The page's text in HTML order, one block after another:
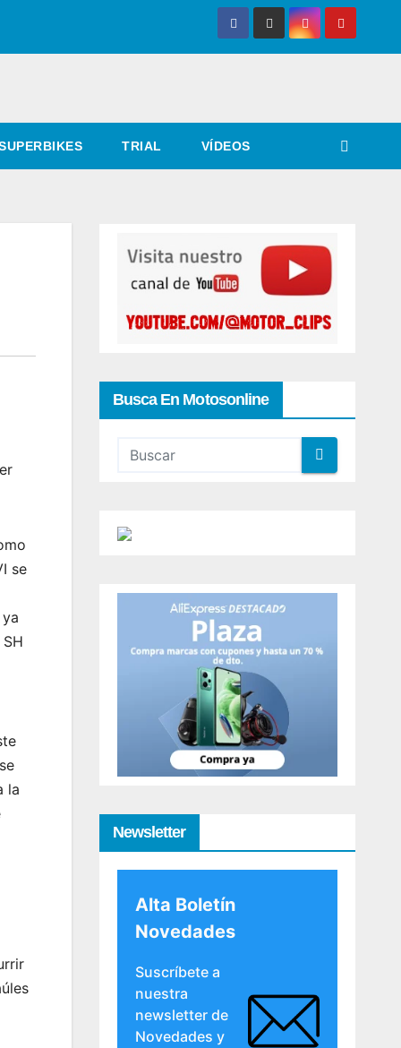
TRIAL VÍDEOS
se
la
Busca En Motosonline
Newsletter
Alta Boletín
Novedades
Suscríbete a
nuestra
newsletter de
Novedades y